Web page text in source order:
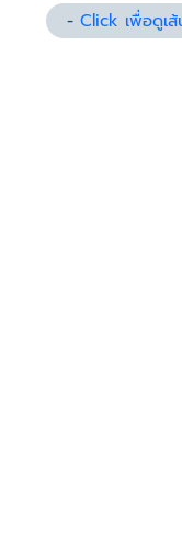
-Click เพื่อดูเ